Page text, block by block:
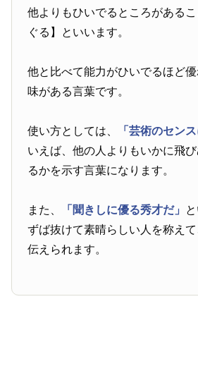
他よりもひいでるところがある
ぐる】といいます。
他と比べて能力がひいでるほど
味がある言葉です。
使い方としては、 「芸術のセン
いえば、他の人よりもいかに飛
るかを示す言葉になります。
また、 「聞きしに優る秀才だ」
ずば抜けて素晴らしい人を称え
伝えられます。